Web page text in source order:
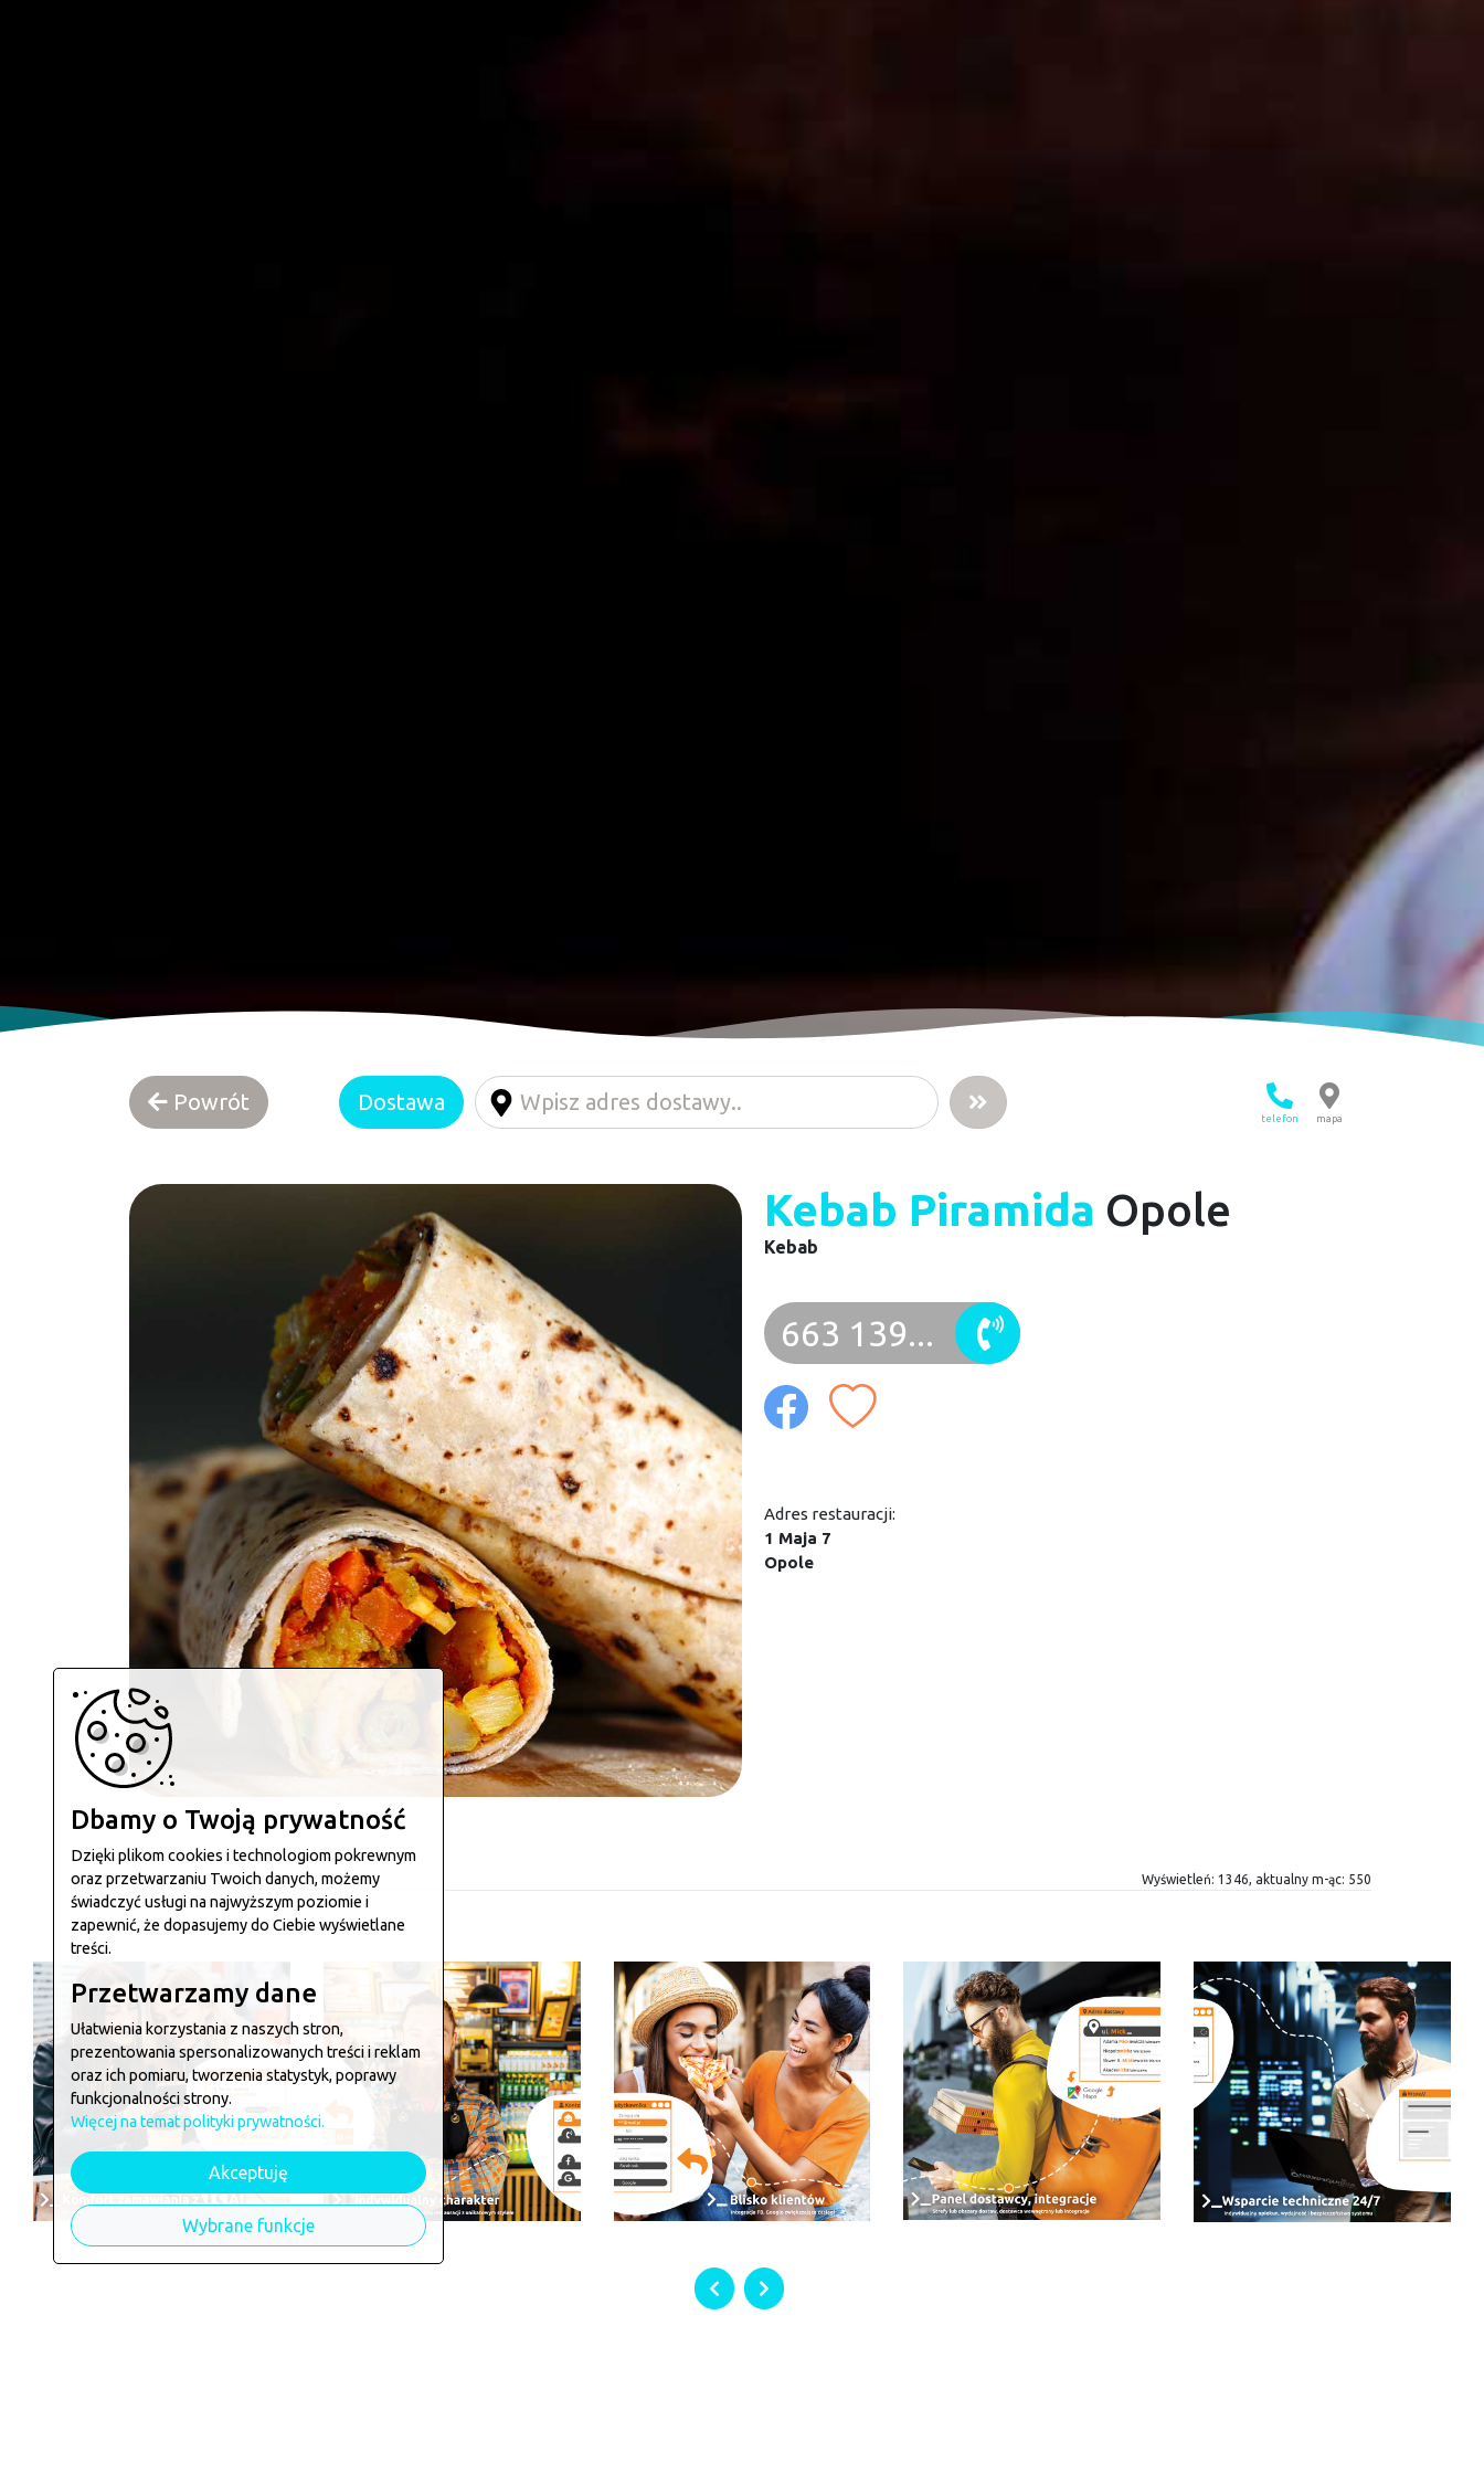
Powrót
telefon mapa
Dostawa
Kebab Piramida Opole
Kebab
663 139...
Adres restauracji:
1 Maja 7
Opole
Wyświetleń: 1346, aktualny m-ąc: 550
Dbamy o Twoją prywatność
Dzięki plikom cookies i technologiom pokrewnym
oraz przetwarzaniu Twoich danych, możemy
świadczyć usługi na najwyższym poziomie i
zapewnić, że dopasujemy do Ciebie wyświetlane
treści.
Przetwarzamy dane
Ułatwienia korzystania z naszych stron,
prezentowania spersonalizowanych treści i reklam
oraz ich pomiaru, tworzenia statystyk, poprawy
funkcjonalności strony.
Więcej na temat polityki prywatności.
Akceptuję
Wybrane funkcje